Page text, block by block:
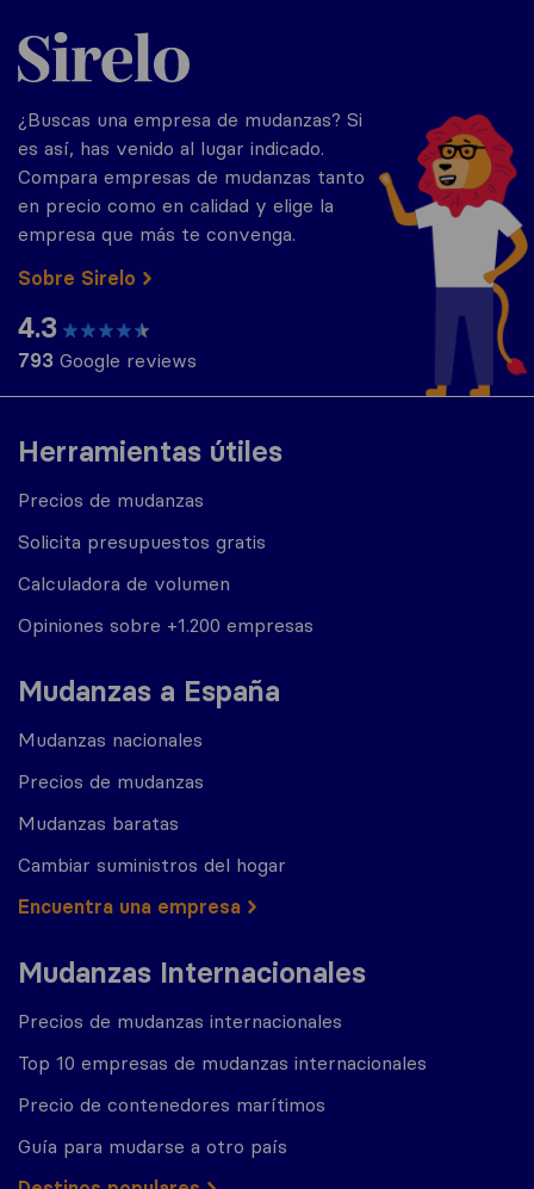
Herramientas útiles
Precios de mudanzas
Solicita presupuestos gratis
Calculadora de volumen
Opiniones sobre +1.200 empresas
Mudanzas a España
Mudanzas nacionales
Precios de mudanzas
Mudanzas baratas
Cambiar suministros del hogar
Encuentra una empresa
Mudanzas Internacionales
Precios de mudanzas internacionales
Top 10 empresas de mudanzas internacionales
Precio de contenedores marítimos
Guía para mudarse a otro país
Sirelo.es
¿Buscas una empresa de mudanzas? Si
es así, has venido al lugar indicado.
Compara empresas de mudanzas tanto
en precio como en calidad y elige la
empresa que más te convenga.
Sobre Sirelo
4.3
793 Google reviews